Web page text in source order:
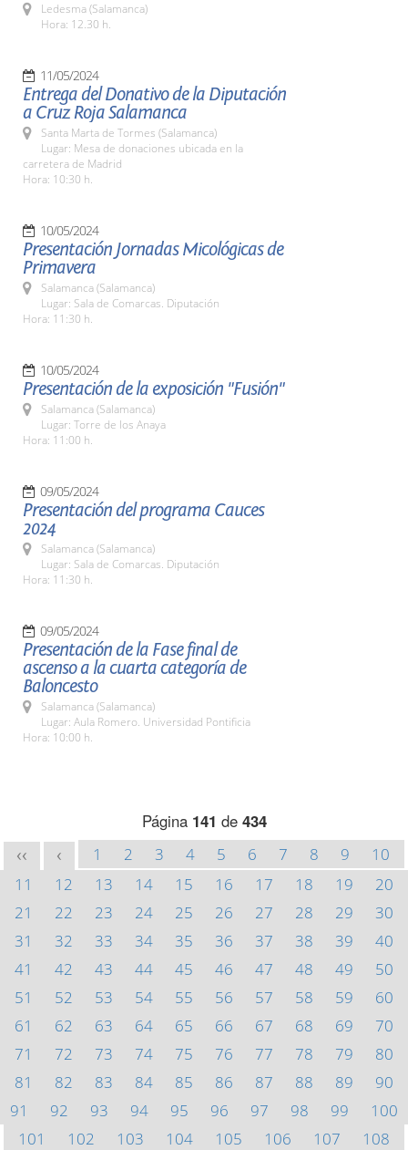
Ledesma (Salamanca)
Hora: 12.30 h.
11/05/2024
Entrega del Donativo de la Diputación
a Cruz Roja Salamanca
Santa Marta de Tormes (Salamanca)
Lugar: Mesa de donaciones ubicada en la
carretera de Madrid
Hora: 10:30 h.
10/05/2024
Presentación Jornadas Micológicas de
Primavera
Salamanca (Salamanca)
Lugar: Sala de Comarcas. Diputación
Hora: 11:30 h.
10/05/2024
Presentación de la exposición "Fusión"
Salamanca (Salamanca)
Lugar: Torre de los Anaya
Hora: 11:00 h.
09/05/2024
Presentación del programa Cauces
2024
Salamanca (Salamanca)
Lugar: Sala de Comarcas. Diputación
Hora: 11:30 h.
09/05/2024
Presentación de la Fase final de
ascenso a la cuarta categoría de
Baloncesto
Salamanca (Salamanca)
Lugar: Aula Romero. Universidad Pontificia
Hora: 10:00 h.
Página 141 de 434
<< < 1 2 3 4 5 6 7 8 9
10
11
12 13 14 15 16 17 18 19
20
21
22 23 24 25 26 27 28 29
30
31
32 33 34 35 36 37 38 39
40
41
42 43 44 45 46 47 48 49
50
51
52 53 54 55 56 57 58 59
60
61
62 63 64 65 66 67 68 69
70
71
72 73 74 75 76 77 78 79
80
81
82 83 84 85 86 87 88 89
90
91
92 93 94 95 96 97 98 99
100
101
102 103 104 105 106 107
108